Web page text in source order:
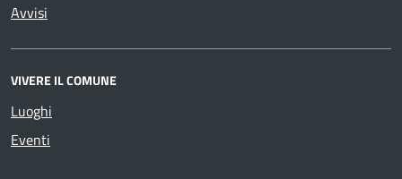
Avvisi
VIVERE IL COMUNE
Luoghi
Eventi